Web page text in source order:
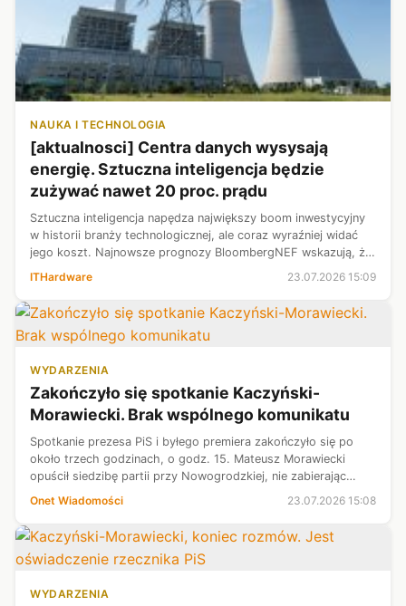
NAUKA I TECHNOLOGIA
[aktualnosci] Centra danych wysysają
energię. Sztuczna inteligencja będzie
zużywać nawet 20 proc. prądu
Sztuczna inteligencja napędza największy boom inwestycyjny
w historii branży technologicznej, ale coraz wyraźniej widać
jego koszt. Najnowsze prognozy BloombergNEF wskazują, że
centra danych w Stanach Zjednoczonych będą odpowiadały za
ITHardware 23.07.2026 15:09
WYDARZENIA
Zakończyło się spotkanie Kaczyński-
Morawiecki. Brak wspólnego komunikatu
Spotkanie prezesa PiS i byłego premiera zakończyło się po
około trzech godzinach, o godz. 15. Mateusz Morawiecki
opuścił siedzibę partii przy Nowogrodzkiej, nie zabierając
głosu po spotkaniu z Jarosławem Kaczyńskim.
Onet Wiadomości 23.07.2026 15:08
WYDARZENIA